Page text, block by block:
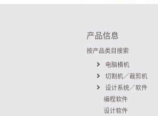
产品信息
按产品类目搜索
电脑横机
切割机／裁剪机
设计系统／软件
编程软件
设计软件